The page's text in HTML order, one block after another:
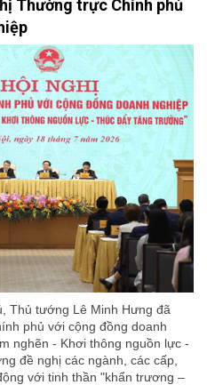
Thường trực Chính phủ
Thủ tướng Lê Minh Hưng đã
phủ với cộng đồng doanh
nghẽn - Khơi thông nguồn lực -
đề nghị các ngành, các cấp,
với tinh thần "khẩn trương –